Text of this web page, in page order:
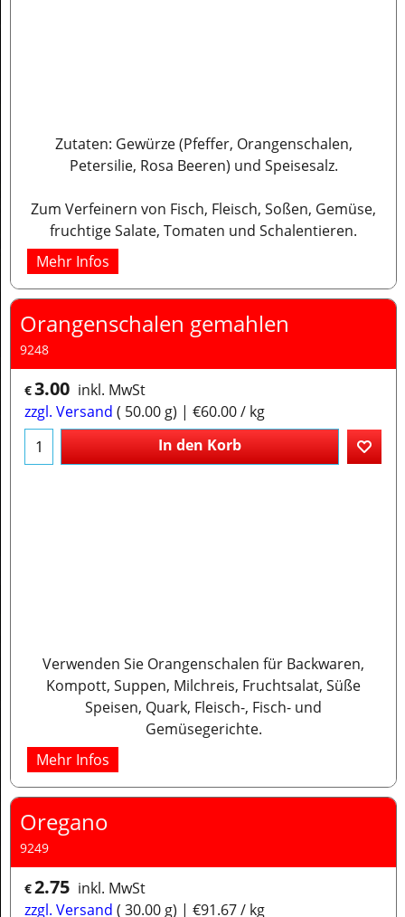
Zutaten: Gewürze (Pfeffer, Orangenschalen,
Petersilie, Rosa Beeren) und Speisesalz.
Zum Verfeinern von Fisch, Fleisch, Soßen, Gemüse,
fruchtige Salate, Tomaten und Schalentieren.
Mehr Infos
Orangenschalen gemahlen
9248
€3.00 inkl. MwSt
zzgl. Versand
50.00 g €60.00/ kg
In den Korb
Verwenden Sie Orangenschalen für Backwaren,
Kompott, Suppen, Milchreis, Fruchtsalat, Süße
Speisen, Quark, Fleisch-, Fisch- und
Gemüsegerichte.
Mehr Infos
Oregano
9249
€2.75 inkl. MwSt
zzgl. Versand
30.00 g €91.67/ kg